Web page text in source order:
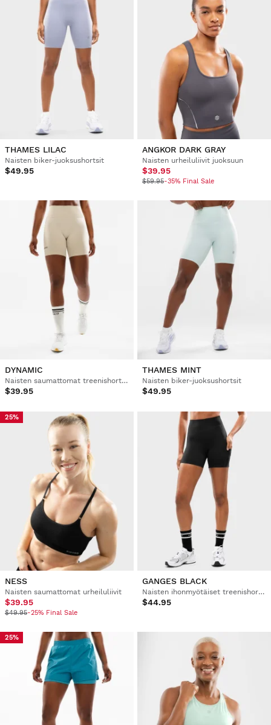
THAMES LILAC
Naisten biker-juoksushortsit
$49.95
ANGKOR DARK GRAY
Naisten urheiluliivit juoksuun
$39.95
$59.95-35% Final Sale
DYNAMIC
Naisten saumattomat treenishortsit
$39.95
THAMES MINT
Naisten biker-juoksushortsit
$49.95
25%
NESS
Naisten saumattomat urheiluliivit
$39.95
$49.95-25% Final Sale
GANGES BLACK
Naisten ihonmyötäiset treenishortsit
$44.95
25%